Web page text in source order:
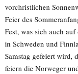
vorchristlichen
Feier des
Fest, was sich auch
in Schweden und
Samstag gefeiert wird,
feiern die Norweger